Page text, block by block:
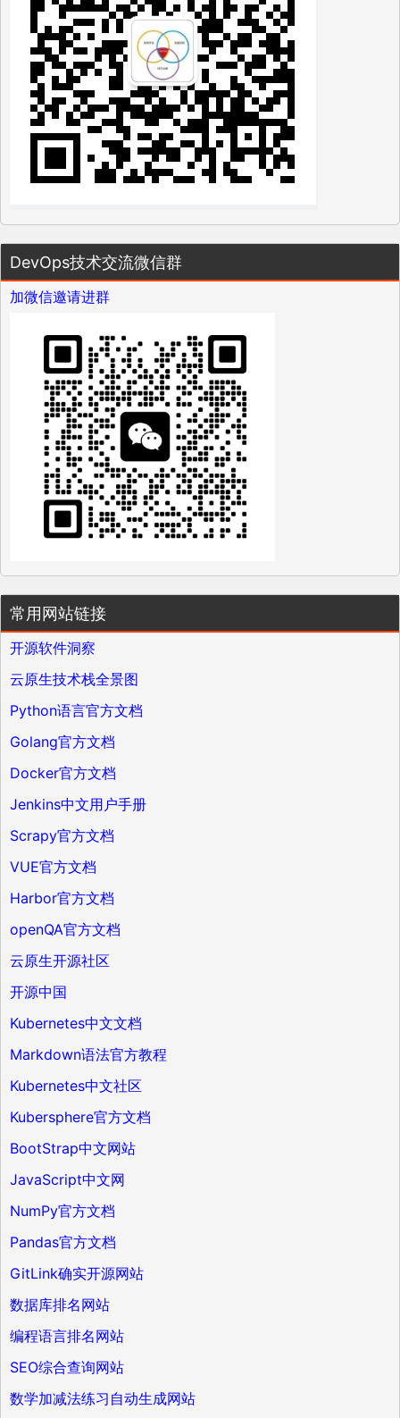
DevOps技术交流微信群
加微信邀请进群
常用网站链接
开源软件洞察
云原生技术栈全景图
Python语言官方文档
Golang官方文档
Docker官方文档
Jenkins中文用户手册
Scrapy官方文档
VUE官方文档
Harbor官方文档
openQA官方文档
云原生开源社区
开源中国
Kubernetes中文文档
Markdown语法官方教程
Kubernetes中文社区
Kubersphere官方文档
BootStrap中文网站
JavaScript中文网
NumPy官方文档
Pandas官方文档
GitLink确实开源网站
数据库排名网站
编程语言排名网站
SEO综合查询网站
数学加减法练习自动生成网站